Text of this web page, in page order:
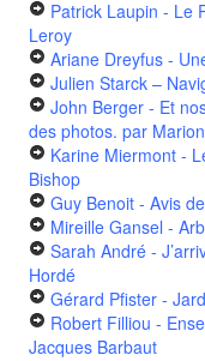
Patrick Laupin - Le
Leroy
Ariane Dreyfus -
Julien Starck –
John Berger - Et
des photos. par
Karine Miermont -
Bishop
Guy Benoit - Avis
Mireille Gansel -
Sarah André -
Hordé
Gérard Pfister -
Robert Filliou -
Jacques Barbaut